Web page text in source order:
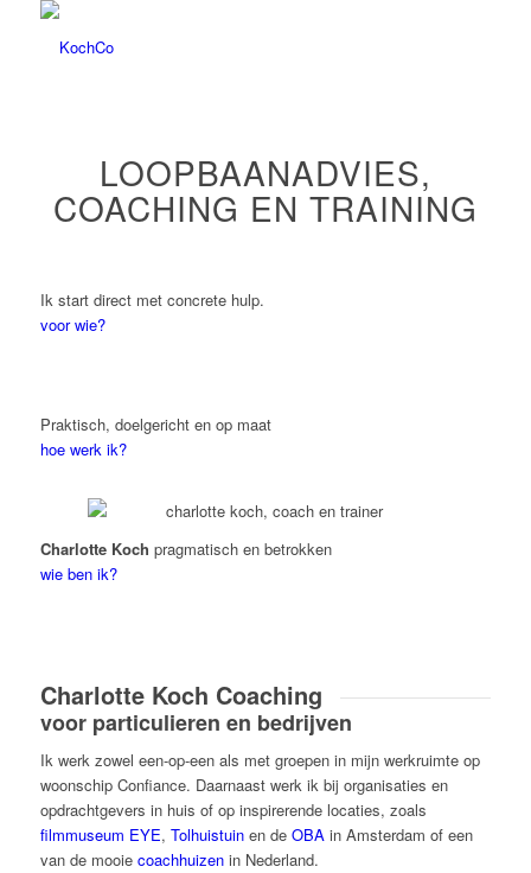
LOOPBAANADVIES,
COACHING EN TRAINING
Ik start direct met concrete hulp.
voor wie?
Praktisch, doelgericht en op maat
hoe werk ik?
Charlotte Koch pragmatisch en betrokken
wie ben ik?
Charlotte Koch Coaching
voor particulieren en bedrijven
Ik werk zowel een-op-een als met groepen in mijn werkruimte op
woonschip Confiance. Daarnaast werk ik bij organisaties en
opdrachtgevers in huis of op inspirerende locaties, zoals
filmmuseum EYE, Tolhuistuinen de OBAin Amsterdam of een
van de mooie coachhuizenin Nederland.